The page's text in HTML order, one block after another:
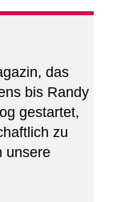
das
bis Randy
gestartet,
zu
unsere